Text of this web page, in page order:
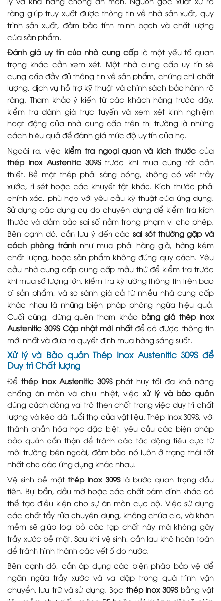
ràng giúp truy xuất được thông tin về nhà sản xuất, quy
trình sản xuất, đảm bảo tính minh bạch và chất lượng
của sản phẩm.
Đánh giá uy tín của nhà cung cấplà một yếu tố quan
trọng khác cần xem xét. Một nhà cung cấp uy tín sẽ
cung cấp đầy đủ thông tin về sản phẩm, chứng chỉ chất
lượng, dịch vụ hỗ trợ kỹ thuật và chính sách bảo hành rõ
ràng. Tham khảo ý kiến từ các khách hàng trước đây,
kiểm tra đánh giá trực tuyến và xem xét kinh nghiệm
hoạt động của nhà cung cấp trên thị trường là những
cách hiệu quả để đánh giá mức độ uy tín của họ.
Ngoài ra, việc kiểm tra ngoại quan và kích thước của
thép Inox Austenitic 309Strước khi mua cũng rất cần
thiết. Bề mặt thép phải sáng bóng, không có vết trầy
xước, rỉ sét hoặc các khuyết tật khác. Kích thước phải
chính xác, phù hợp với yêu cầu kỹ thuật của ứng dụng.
Sử dụng các dụng cụ đo chuyên dụng để kiểm tra kích
thước và đảm bảo sai số nằm trong phạm vi cho phép.
Bên cạnh đó, cần lưu ý đến cácsai sót thường gặp và
cách phòng tránhnhư mua phải hàng giả, hàng kém
chất lượng, hoặc sản phẩm không đúng quy cách. Yêu
cầu nhà cung cấp cung cấp mẫu thử để kiểm tra trước
khi mua số lượng lớn, kiểm tra kỹ lưỡng thông tin trên bao
bì sản phẩm, và so sánh giá cả từ nhiều nhà cung cấp
khác nhau là những biện pháp phòng ngừa hiệu quả.
Cuối cùng, đừng quên tham khảo bảng giá thép Inox
Austenitic 309S Cập nhật mới nhấtđể có được thông tin
mới nhất và đưa ra quyết định mua hàng sáng suốt.
Xử lý và Bảo quản Thép Inox Austenitic 309S để
Duy trì Chất lượng
Để thép Inox Austenitic 309Sphát huy tối đa khả năng
chống ăn mòn và chịu nhiệt, việcxử lý và bảo quản
đúng cách đóng vai trò then chốt trong việc duy trì chất
lượng và kéo dài tuổi thọ của vật liệu. Thép Inox 309S, với
thành phần hóa học đặc biệt, yêu cầu các biện pháp
bảo quản cẩn thận để tránh các tác động tiêu cực từ
môi trường bên ngoài, đảm bảo nó luôn ở trạng thái tốt
nhất cho các ứng dụng khác nhau.
Vệ sinh bề mặtthép Inox 309Slà bước quan trọng đầu
tiên. Bụi bẩn, dầu mỡ hoặc các chất bám dính khác có
thể tạo điều kiện cho sự ăn mòn cục bộ. Việc sử dụng
các chất tẩy rửa chuyên dụng, không chứa clo, và khăn
mềm sẽ giúp loại bỏ các tạp chất này mà không gây
trầy xước bề mặt. Sau khi vệ sinh, cần lau khô hoàn toàn
để tránh hình thành các vết ố do nước.
Bên cạnh đó, cần áp dụng các biện pháp bảo vệ để
ngăn ngừa trầy xước và va đập trong quá trình vận
chuyển, lưu trữ và sử dụng. Bọc thép Inox 309Sbằng vật